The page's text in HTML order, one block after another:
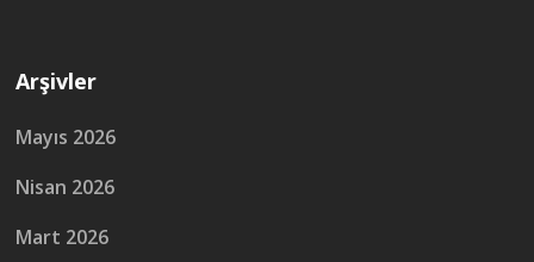
Arşivler
Mayıs 2026
Nisan 2026
Mart 2026